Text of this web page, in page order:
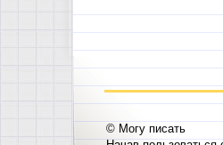
© Могу писать